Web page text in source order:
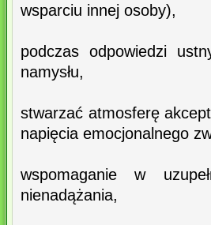
wsparciu innej osoby),
podczas odpowiedzi
namysłu,
stwarzać atmosferę
napięcia emocjonalnego
wspomaganie w
nienadążania,